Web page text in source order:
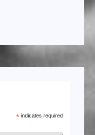
* indicates required